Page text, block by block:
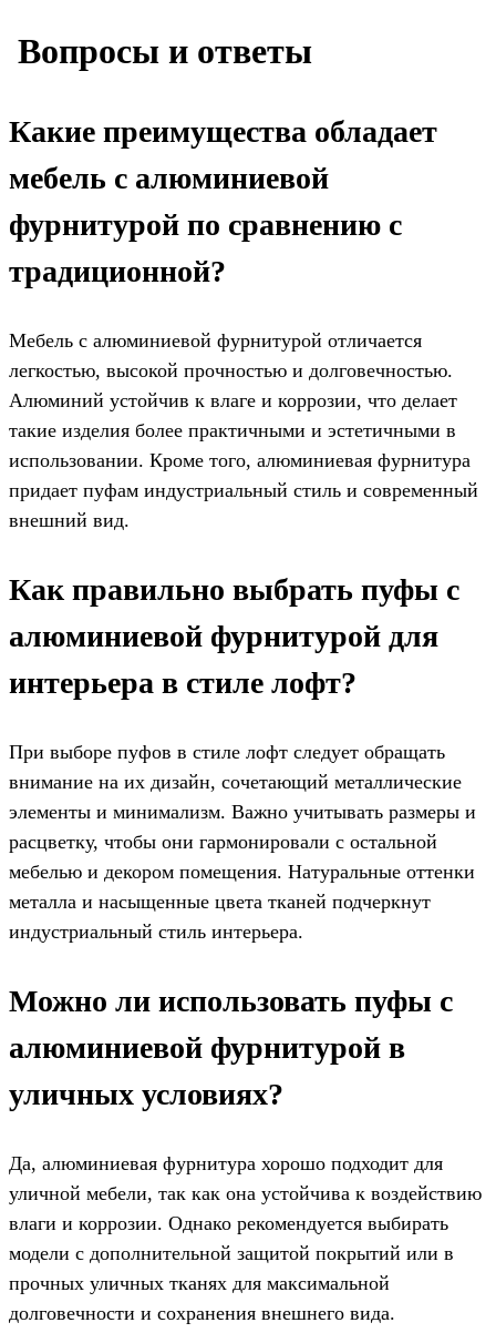
️ Вопросы и ответы
Какие преимущества обладает
мебель с алюминиевой
фурнитурой по сравнению с
традиционной?
Мебель с алюминиевой фурнитурой отличается
легкостью, высокой прочностью и долговечностью.
Алюминий устойчив к влаге и коррозии, что делает
такие изделия более практичными и эстетичными в
использовании. Кроме того, алюминиевая фурнитура
придает пуфам индустриальный стиль и современный
внешний вид.
Как правильно выбрать пуфы с
алюминиевой фурнитурой для
интерьера в стиле лофт?
При выборе пуфов в стиле лофт следует обращать
внимание на их дизайн, сочетающий металлические
элементы и минимализм. Важно учитывать размеры и
расцветку, чтобы они гармонировали с остальной
мебелью и декором помещения. Натуральные оттенки
металла и насыщенные цвета тканей подчеркнут
индустриальный стиль интерьера.
Можно ли использовать пуфы с
алюминиевой фурнитурой в
уличных условиях?
Да, алюминиевая фурнитура хорошо подходит для
уличной мебели, так как она устойчива к воздействию
влаги и коррозии. Однако рекомендуется выбирать
модели с дополнительной защитой покрытий или в
прочных уличных тканях для максимальной
долговечности и сохранения внешнего вида.